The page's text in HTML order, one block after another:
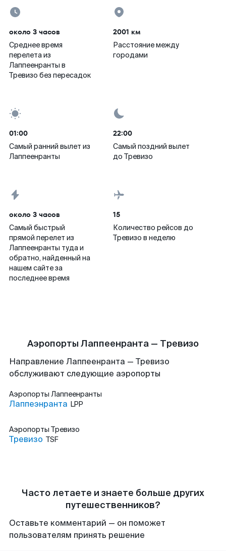
около 3 часов
Среднее время
перелета из
Лаппеенранты в
Тревизо без пересадок
2001 км
Расстояние между
городами
01:00
Самый ранний вылет из
Лаппеенранты
22:00
Самый поздний вылет
до Тревизо
около 3 часов
Самый быстрый
прямой перелет из
Лаппеенранты туда и
обратно, найденный на
нашем сайте за
последнее время
15
Количество рейсов до
Тревизо в неделю
Аэропорты Лаппеенранта — Тревизо
Направление Лаппеенранта — Тревизо
обслуживают следующие аэропорты
Аэропорты Лаппеенранты
Лаппеэнранта LPP
Аэропорты Тревизо
Тревизо TSF
Часто летаете и знаете больше других
путешественников?
Оставьте комментарий — он поможет
пользователям принять решение